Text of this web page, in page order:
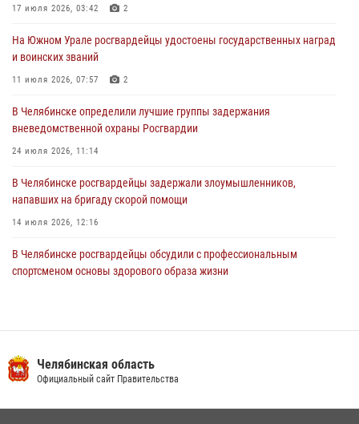
На Южном Урале спецназ Росгвардии провел военно-полевые
04 августа 2026, 10:03 1
Росгвардейцы задержали трёх магазинных воров в Челябинске
17 июля 2026, 03:42 2
На Южном Урале росгвардейцы удостоены государственных наград
и воинских званий
11 июля 2026, 07:57 2
В Челябинске определили лучшие группы задержания
вневедомственной охраны Росгвардии
24 июля 2026, 11:14
В Челябинске росгвардейцы задержали злоумышленников,
напавших на бригаду скорой помощи
14 июля 2026, 12:16
В Челябинске росгвардейцы обсудили с профессиональным
спортсменом основы здорового образа жизни
23 июля 2026, 09:28 2
Челябинская область
Официальный сайт Правительства